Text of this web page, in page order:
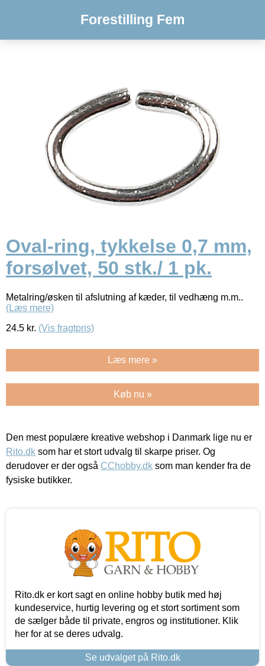
Forestilling Fem
Oval-ring, tykkelse 0,7 mm,
forsølvet, 50 stk./ 1 pk.
Metalring/øsken til afslutning af kæder, til vedhæng m.m..
(Læs mere)
24.5 kr. (Vis fragtpris)
Læs mere »
Køb nu »
Den mest populære kreative webshop i Danmark lige nu er
Rito.dk som har et stort udvalg til skarpe priser. Og
derudover er der også CChobby.dk som man kender fra de
fysiske butikker.
Rito.dk er kort sagt en online hobby butik med høj
kundeservice, hurtig levering og et stort sortiment som
de sælger både til private, engros og institutioner. Klik
her for at se deres udvalg.
Se udvalget på Rito.dk